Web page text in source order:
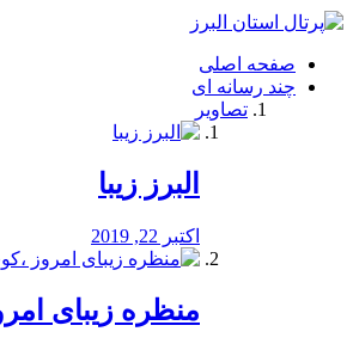
فصد
شرق
تهران
خشکشویی
صفحه اصلی
چند رسانه ای
تصاویر
البرز زیبا
اکتبر 22, 2019
منظره‌‌ زیبای